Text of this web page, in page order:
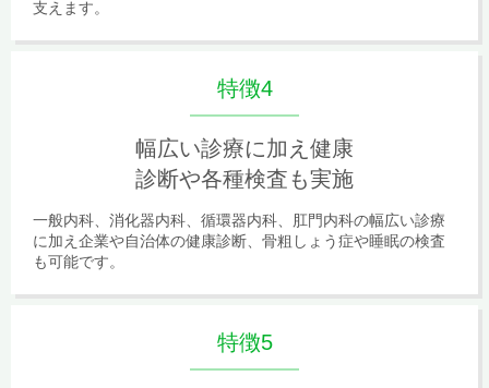
支えます。
特徴4
幅広い診療に加え健康
診断や各種検査も実施
一般内科、消化器内科、循環器内科、肛門内科の幅広い診療
に加え企業や自治体の健康診断、骨粗しょう症や睡眠の検査
も可能です。
特徴5